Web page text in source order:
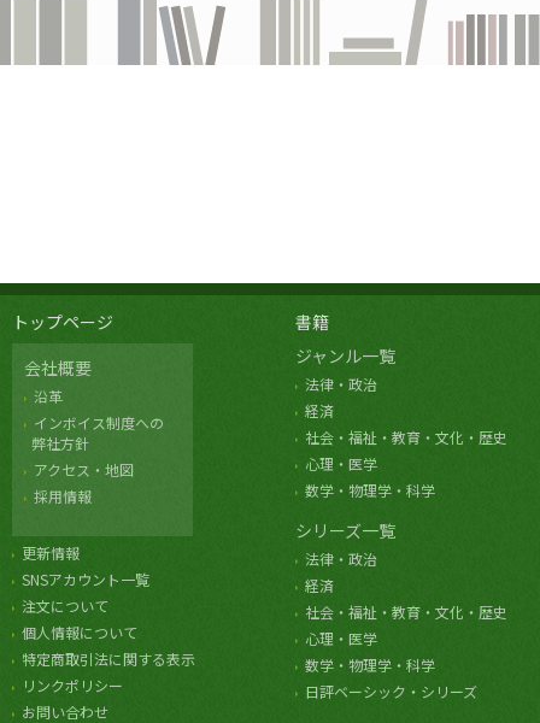
トップページ
会社概要
沿革
インボイス制度への
弊社方針
アクセス・地図
採用情報
更新情報
SNSアカウント一覧
注文について
個人情報について
特定商取引法に関する表示
リンクポリシー
お問い合わせ
書籍
ジャンル一覧
法律・政治
経済
社会・福祉・教育・文化・歴史
心理・医学
数学・物理学・科学
シリーズ一覧
法律・政治
経済
社会・福祉・教育・文化・歴史
心理・医学
数学・物理学・科学
日評ベーシック・シリーズ